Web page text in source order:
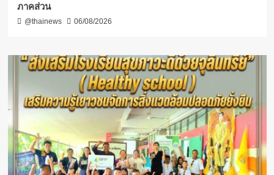
ภาคส่วน
@thainews 06/08/2026